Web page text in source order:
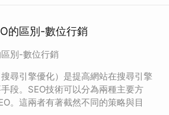
的區別-數位行銷
別-數位行銷
尋引擎優化）是提高網站在搜尋引擎
段。SEO技術可以分為兩種主要方
。這兩者有著截然不同的策略與目